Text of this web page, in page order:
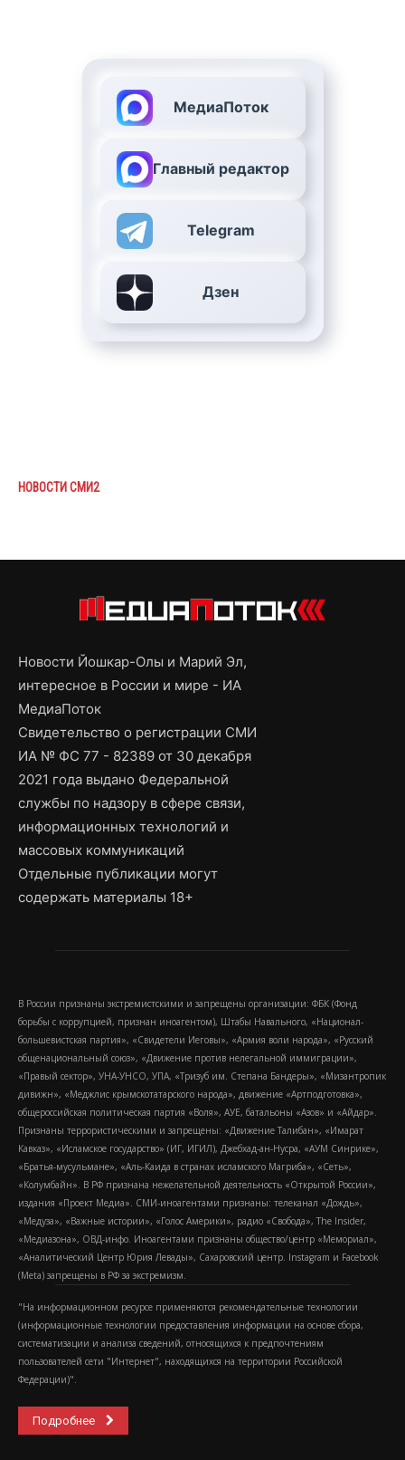
МедиаПоток
Главный редактор
Telegram
Дзен
НОВОСТИ СМИ2
Новости Йошкар-Олы и Марий Эл,
интересное в России и мире - ИА
МедиаПоток
Свидетельство о регистрации СМИ
ИА № ФС 77 - 82389 от 30 декабря
2021 года выдано Федеральной
службы по надзору в сфере связи,
информационных технологий и
массовых коммуникаций
Отдельные публикации могут
содержать материалы 18+
В России признаны экстремистскими и запрещены организации: ФБК (Фонд
борьбы с коррупцией, признан иноагентом), Штабы Навального, «Национал-
большевистская партия», «Свидетели Иеговы», «Армия воли народа», «Русский
общенациональный союз», «Движение против нелегальной иммиграции»,
«Правый сектор», УНА-УНСО, УПА, «Тризуб им. Степана Бандеры», «Мизантропик
дивижн», «Меджлис крымскотатарского народа», движение «Артподготовка»,
общероссийская политическая партия «Воля», АУЕ, батальоны «Азов» и «Айдар».
Признаны террористическими и запрещены: «Движение Талибан», «Имарат
Кавказ», «Исламское государство» (ИГ, ИГИЛ), Джебхад-ан-Нусра, «АУМ Синрике»,
«Братья-мусульмане», «Аль-Каида в странах исламского Магриба», «Сеть»,
«Колумбайн». В РФ признана нежелательной деятельность «Открытой России»,
издания «Проект Медиа». СМИ-иноагентами признаны: телеканал «Дождь»,
«Медуза», «Важные истории», «Голос Америки», радио «Свобода», The Insider,
«Медиазона», ОВД-инфо. Иноагентами признаны общество/центр «Мемориал»,
«Аналитический Центр Юрия Левады», Сахаровский центр. Instagram и Facebook
(Metа) запрещены в РФ за экстремизм.
"На информационном ресурсе применяются рекомендательные технологии
(информационные технологии предоставления информации на основе сбора,
систематизации и анализа сведений, относящихся к предпочтениям
пользователей сети "Интернет", находящихся на территории Российской
Федерации)".
Подробнее